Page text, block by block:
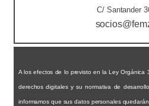
C/ Santander
A los efectos de lo previsto en la Ley
derechos digitales y su normativa de
informamos que sus datos personales